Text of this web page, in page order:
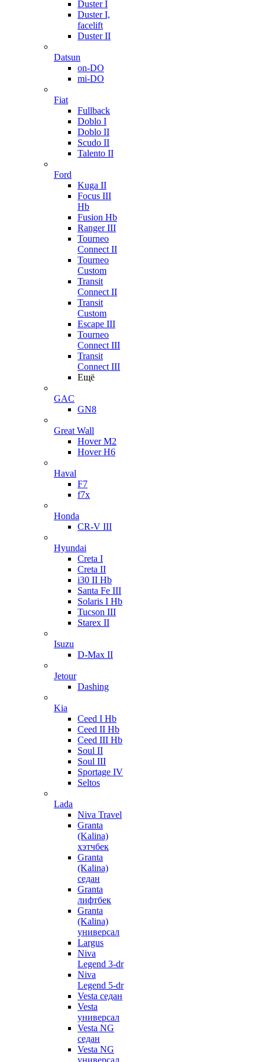
Duster I
Duster I,
facelift
Duster II
Datsun
on-DO
mi-DO
Fiat
Fullback
Doblo I
Doblo II
Scudo II
Talento II
Ford
Kuga II
Focus III
Hb
Fusion Hb
Ranger III
Tourneo
Connect II
Tourneo
Custom
Transit
Connect II
Transit
Custom
Escape III
Tourneo
Connect III
Transit
Connect III
Ещё
GAC
GN8
Great Wall
Hover M2
Hover H6
Haval
F7
f7x
Honda
CR-V III
Hyundai
Creta I
Creta II
i30 II Hb
Santa Fe III
Solaris I Hb
Tucson III
Starex II
Isuzu
D-Max II
Jetour
Dashing
Kia
Ceed I Hb
Ceed II Hb
Ceed III Hb
Soul II
Soul III
Sportage IV
Seltos
Lada
Niva Travel
Granta
(Kalina)
хэтчбек
Granta
(Kalina)
седан
Granta
лифтбек
Granta
(Kalina)
универсал
Largus
Niva
Legend 3-dr
Niva
Legend 5-dr
Vesta седан
Vesta
универсал
Vesta NG
седан
Vesta NG
универсал